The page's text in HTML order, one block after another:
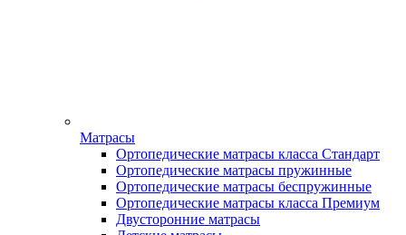
Матрасы
Ортопедические матрасы класса Стандарт
Ортопедические матрасы пружинные
Ортопедические матрасы беспружинные
Ортопедические матрасы класса Премиум
Двусторонние матрасы